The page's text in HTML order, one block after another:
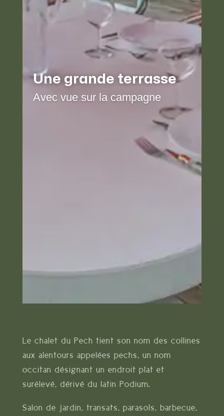
Une grande terrasse
Avec vue sur la campagne
Le chalet du Pech tient son nom des collines
aux alentours appelées pechs, un nom
occitan désignant un endroit plat et
surélevé, dérivé du latin Podium.
Salon de jardin, transats, parasols, barbecue,